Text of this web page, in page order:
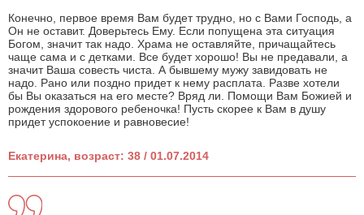
Конечно, первое время Вам будет трудно, но с Вами Господь, а
Он не оставит. Доверьтесь Ему. Если попущена эта ситуация
Богом, значит так надо. Храма не оставляйте, причащайтесь
чаще сама и с детками. Все будет хорошо! Вы не предавали, а
значит Ваша совесть чиста. А бывшему мужу завидовать не
надо. Рано или поздно придет к нему расплата. Разве хотели
бы Вы оказаться на его месте? Вряд ли. Помощи Вам Божией и
рождения здорового ребеночка! Пусть скорее к Вам в душу
придет успокоение и равновесие!
Екатерина, возраст: 38 / 01.07.2014